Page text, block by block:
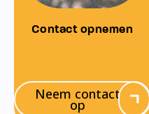
Contact opnemen
Neem contact
op